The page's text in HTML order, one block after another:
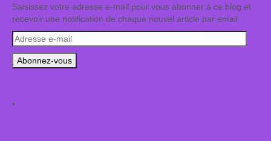
Saisissez votre adresse e-mail pour vous abonner à ce blog et
recevoir une notification de chaque nouvel article par email.
Adresse
e-
mail
.